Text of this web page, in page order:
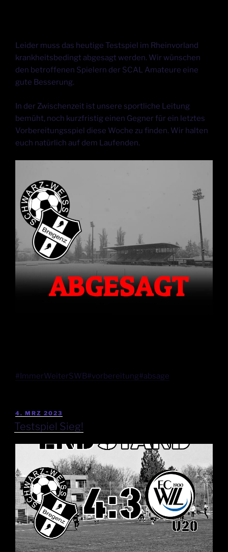
Leider muss das heutige Testspiel im Rheinvorland
krankheitsbedingt abgesagt werden. Wir wünschen
den betroffenen Spielern der SCAL Amateure eine
gute Besserung.
In der Zwischenzeit ist unsere sportliche Leitung
bemüht, noch kurzfristig einen Gegner für ein letztes
Vorbereitungsspiel diese Woche zu finden. Wir halten
euch natürlich auf dem Laufenden.
#ImmerWeiterSWB#vorbereitung#absage
4. MRZ 2023
Testspiel Sieg!